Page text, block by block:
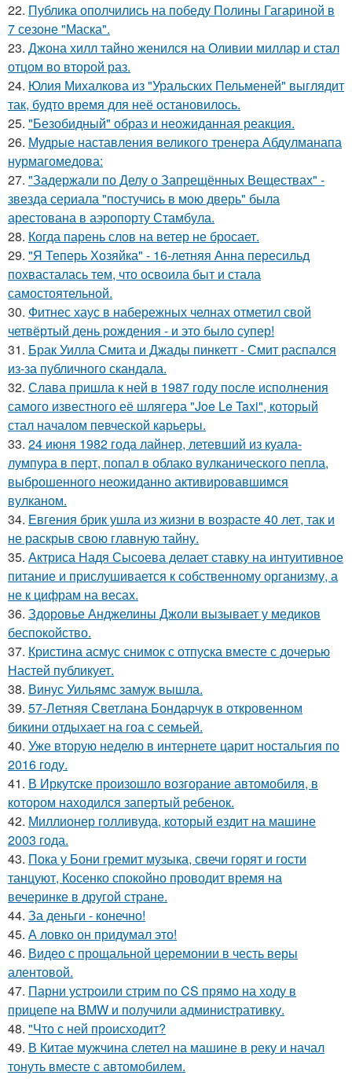
22. Публика ополчились на победу Полины Гагариной в
7 сезоне "Маска".
23. Джона хилл тайно женился на Оливии миллар и стал
отцом во второй раз.
24. Юлия Михалкова из "Уральских Пельменей" выглядит
так, будто время для неё остановилось.
25. "Безобидный" образ и неожиданная реакция.
26. Мудрые наставления великого тренера Абдулманапа
нурмагомедова:
27. "Задержали по Делу о Запрещённых Веществах" -
звезда сериала "постучись в мою дверь" была
арестована в аэропорту Стамбула.
28. Когда парень слов на ветер не бросает.
29. "Я Теперь Хозяйка" - 16-летняя Анна пересильд
похвасталась тем, что освоила быт и стала
самостоятельной.
30. Фитнес хаус в набережных челнах отметил свой
четвёртый день рождения - и это было супер!
31. Брак Уилла Смита и Джады пинкетт - Смит распался
из-за публичного скандала.
32. Слава пришла к ней в 1987 году после исполнения
самого известного её шлягера "Joe Le Taxi", который
стал началом певческой карьеры.
33. 24 июня 1982 года лайнер, летевший из куала-
лумпура в перт, попал в облако вулканического пепла,
выброшенного неожиданно активировавшимся
вулканом.
34. Евгения брик ушла из жизни в возрасте 40 лет, так и
не раскрыв свою главную тайну.
35. Актриса Надя Сысоева делает ставку на интуитивное
питание и прислушивается к собственному организму, а
не к цифрам на весах.
36. Здоровье Анджелины Джоли вызывает у медиков
беспокойство.
37. Кристина асмус снимок с отпуска вместе с дочерью
Настей публикует.
38. Винус Уильямс замуж вышла.
39. 57-Летняя Светлана Бондарчук в откровенном
бикини отдыхает на гоа с семьей.
40. Уже вторую неделю в интернете царит ностальгия по
2016 году.
41. В Иркутске произошло возгорание автомобиля, в
котором находился запертый ребенок.
42. Миллионер голливуда, который ездит на машине
2003 года.
43. Пока у Бони гремит музыка, свечи горят и гости
танцуют, Косенко спокойно проводит время на
вечеринке в другой стране.
44. За деньги - конечно!
45. А ловко он придумал это!
46. Видео с прощальной церемонии в честь веры
алентовой.
47. Парни устроили стрим по CS прямо на ходу в
прицепе на BMW и получили административку.
48. "Что с ней происходит?
49. В Китае мужчина слетел на машине в реку и начал
тонуть вместе с автомобилем.